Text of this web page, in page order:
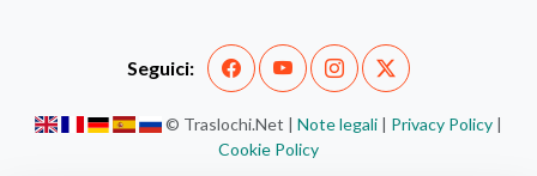
Seguici:
© Traslochi.Net | Note legali| Privacy Policy|
Cookie Policy